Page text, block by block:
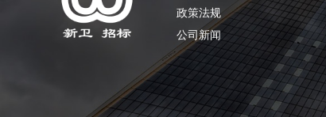
政策法规
公司新闻